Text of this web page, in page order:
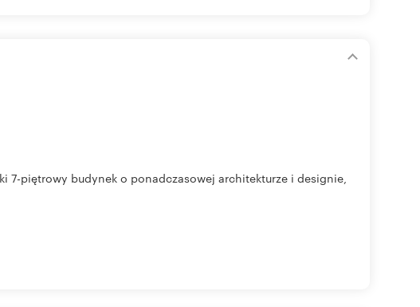
7-piętrowy budynek o ponadczasowej architekturze i designie,